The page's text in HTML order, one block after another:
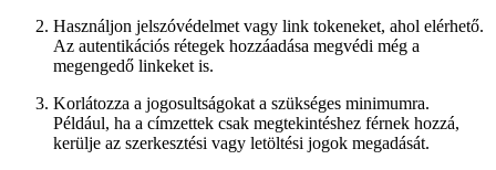
Használjon jelszóvédelmet vagy link tokeneket, ahol elérhető.
Az autentikációs rétegek hozzáadása megvédi még a
megengedő linkeket is.
Korlátozza a jogosultságokat a szükséges minimumra.
Például, ha a címzettek csak megtekintéshez férnek hozzá,
kerülje az szerkesztési vagy letöltési jogok megadását.